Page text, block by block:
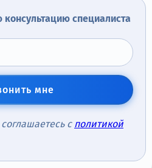
улица, 14 специалиста
мне
с политикой